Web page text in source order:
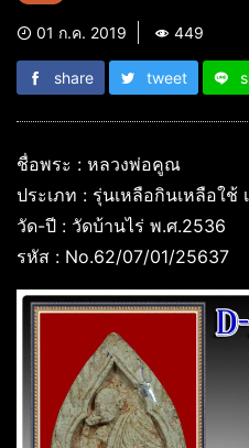
01 ก.ค. 2019 449
share tweet
ชื่อพระ : หลวงพ่อคูณ
ประเภท : รุ่นเหลือกินเหลือใช้
วัด-ปี : วัดบ้านไร่ พ.ศ.2536
รหัส : No.62/07/01/25637